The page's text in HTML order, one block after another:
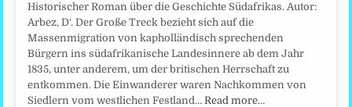
Historischer Roman über die Geschichte Südafrikas. Autor:
Arbez, D‘. Der Große Treck bezieht sich auf die
Massenmigration von kapholländisch sprechenden
Bürgern ins südafrikanische Landesinnere ab dem Jahr
1835, unter anderem, um der britischen Herrschaft zu
entkommen. Die Einwanderer waren Nachkommen von
Siedlern vom westlichen Festland…Read more…